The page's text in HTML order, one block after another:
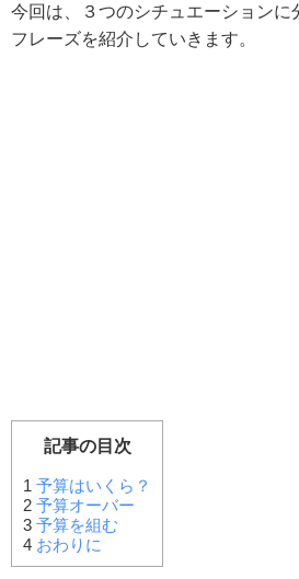
今回は、３つのシチュエーションに
フレーズを紹介していきます。
記事の目次
1 予算はいくら？
2 予算オーバー
3 予算を組む
4 おわりに